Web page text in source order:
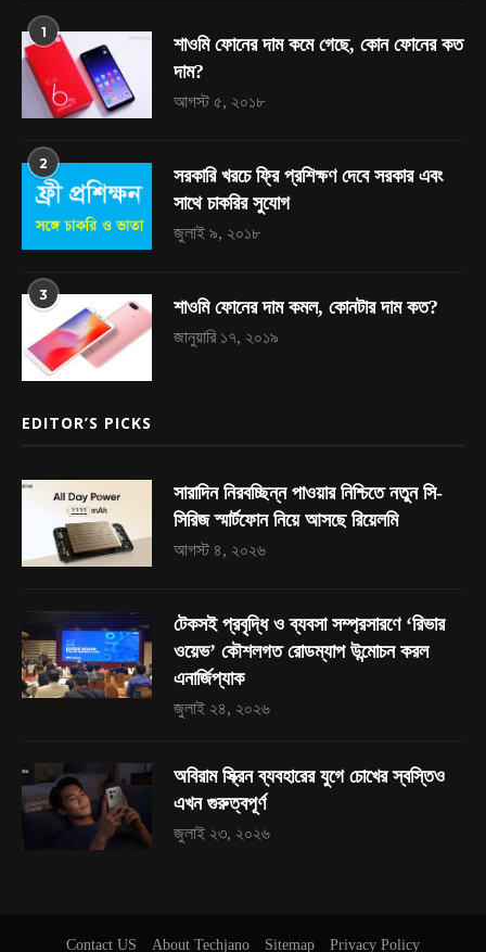
1
শাওমি ফোনের দাম কমে গেছে, কোন ফোনের কত
দাম?
আগস্ট ৫, ২০১৮
2
সরকারি খরচে ফ্রি প্রশিক্ষণ দেবে সরকার এবং
সাথে চাকরির সুযোগ
জুলাই ৯, ২০১৮
3
শাওমি ফোনের দাম কমল, কোনটার দাম কত?
জানুয়ারি ১৭, ২০১৯
EDITOR’S PICKS
সারাদিন নিরবচ্ছিন্ন পাওয়ার নিশ্চিতে নতুন সি-
সিরিজ স্মার্টফোন নিয়ে আসছে রিয়েলমি
আগস্ট ৪, ২০২৬
টেকসই প্রবৃদ্ধি ও ব্যবসা সম্প্রসারণে ‘রিভার
ওয়েভ’ কৌশলগত রোডম্যাপ উন্মোচন করল
এনার্জিপ্যাক
জুলাই ২৪, ২০২৬
অবিরাম স্ক্রিন ব্যবহারের যুগে চোখের স্বস্তিও
এখন গুরুত্বপূর্ণ
জুলাই ২৩, ২০২৬
Contact US About Techjano Sitemap Privacy Policy